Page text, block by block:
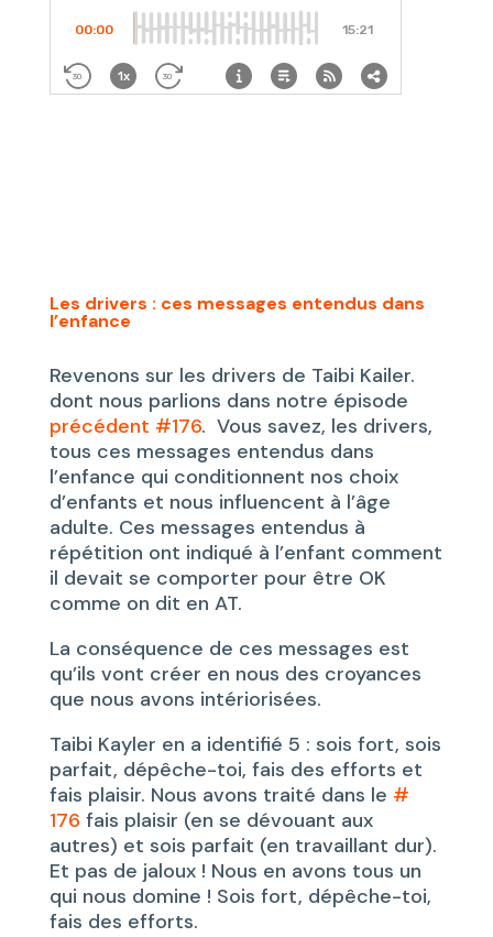
Les drivers : ces messages entendus dans
l’enfance
Revenons sur les drivers de Taibi Kailer.
dont nous parlions dans notre épisode
précédent #176. Vous savez, les drivers,
tous ces messages entendus dans
l’enfance qui conditionnent nos choix
d’enfants et nous influencent à l’âge
adulte. Ces messages entendus à
répétition ont indiqué à l’enfant comment
il devait se comporter pour être OK
comme on dit en AT.
La conséquence de ces messages est
qu’ils vont créer en nous des croyances
que nous avons intériorisées.
Taibi Kayler en a identifié 5 : sois fort, sois
parfait, dépêche-toi, fais des efforts et
fais plaisir. Nous avons traité dans le #
176 fais plaisir (en se dévouant aux
autres) et sois parfait (en travaillant dur).
Et pas de jaloux ! Nous en avons tous un
qui nous domine ! Sois fort, dépêche-toi,
fais des efforts.